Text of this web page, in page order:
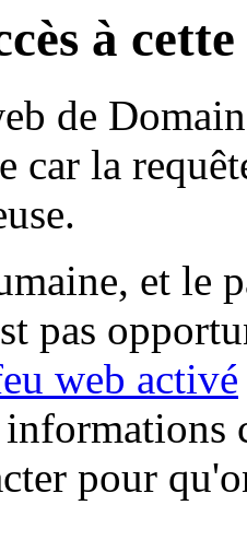
à
de
car la
et le
pas
web activé
pour